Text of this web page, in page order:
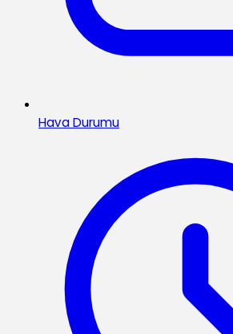
Hava Durumu